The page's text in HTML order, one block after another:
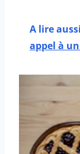
A lire aussi
appel à